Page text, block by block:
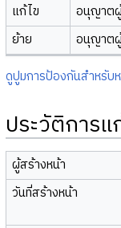
แก้ไข
อนุญาต
ย้าย
อนุญาต
ดูปูมการป้องกันสำหรับ
ประวัติการแ
ผู้สร้างหน้า
วันที่สร้างหน้า